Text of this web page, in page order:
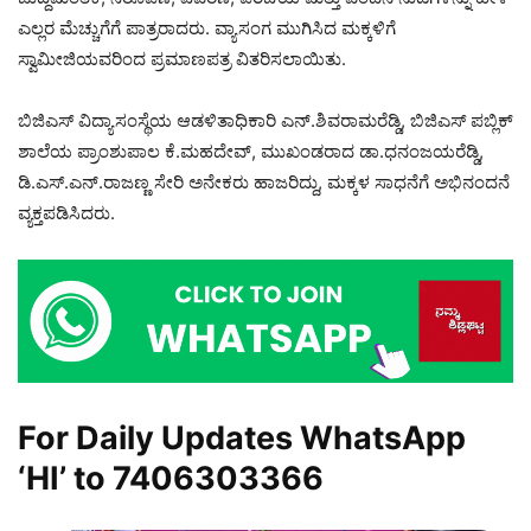
ಎಲ್ಲರ ಮೆಚ್ಚುಗೆಗೆ ಪಾತ್ರರಾದರು. ವ್ಯಾಸಂಗ ಮುಗಿಸಿದ ಮಕ್ಕಳಿಗೆ
ಸ್ವಾಮೀಜಿಯವರಿಂದ ಪ್ರಮಾಣಪತ್ರ ವಿತರಿಸಲಾಯಿತು.
ಬಿಜಿಎಸ್‌ ವಿದ್ಯಾಸಂಸ್ಥೆಯ ಆಡಳಿತಾಧಿಕಾರಿ ಎನ್.ಶಿವರಾಮರೆಡ್ಡಿ, ಬಿಜಿಎಸ್ ಪಬ್ಲಿಕ್
ಶಾಲೆಯ ಪ್ರಾಂಶುಪಾಲ ಕೆ.ಮಹದೇವ್, ಮುಖಂಡರಾದ ಡಾ.ಧನಂಜಯರೆಡ್ಡಿ,
ಡಿ.ಎಸ್.ಎನ್.ರಾಜಣ್ಣ ಸೇರಿ ಅನೇಕರು ಹಾಜರಿದ್ದು, ಮಕ್ಕಳ ಸಾಧನೆಗೆ ಅಭಿನಂದನೆ
ವ್ಯಕ್ತಪಡಿಸಿದರು.
For Daily Updates WhatsApp
‘HI’ to 7406303366